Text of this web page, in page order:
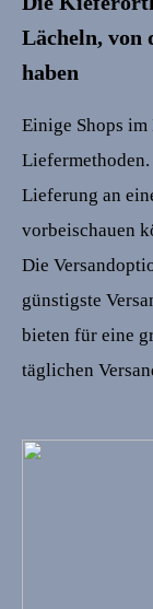
Lächeln, von
haben
Einige Shops
Lieferung an
vorbeischauen
Die
günstigste
bieten für eine
täglichen